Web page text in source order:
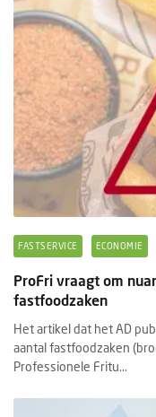
FASTSERVICE ECONOMIE
ProFri vraagt om
fastfoodzaken
Het artikel dat het AD
aantal fastfoodzaken
Professionele Fritu...